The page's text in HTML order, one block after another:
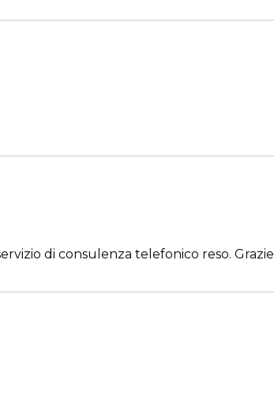
di consulenza telefonico reso. Grazie